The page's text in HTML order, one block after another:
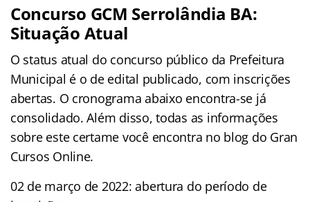
Concurso GCM Serrolândia BA:
Situação Atual
O status atual do concurso público da Prefeitura
Municipal é o de edital publicado, com inscrições
abertas. O cronograma abaixo encontra-se já
consolidado. Além disso, todas as informações
sobre este certame você encontra no blog do Gran
Cursos Online.
02 de março de 2022: abertura do período de